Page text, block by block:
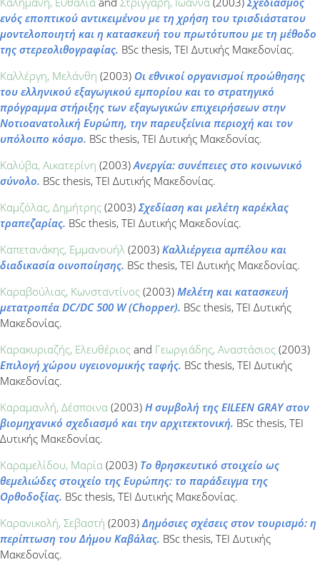
ενός εποπτικού αντικειμένου με τη χρήση του τρισδιάστατου
μοντελοποιητή και η κατασκευή του πρωτότυπου με τη μέθοδο
της στερεολιθογραφίας. BSc thesis, ΤΕΙ Δυτικής Μακεδονίας.
Καλλέργη, Μελάνθη (2003) Οι εθνικοί οργανισμοί προώθησης
του ελληνικού εξαγωγικού εμπορίου και το στρατηγικό
πρόγραμμα στήριξης των εξαγωγικών επιχειρήσεων στην
Νοτιοανατολική Ευρώπη, την παρευξείνια περιοχή και τον
υπόλοιπο κόσμο. BSc thesis, ΤΕΙ Δυτικής Μακεδονίας.
Καλύβα, Αικατερίνη (2003)Ανεργία: συνέπειες στο κοινωνικό
σύνολο. BSc thesis, ΤΕΙ Δυτικής Μακεδονίας.
Καμζόλας, Δημήτρης (2003) Σχεδίαση και μελέτη καρέκλας
τραπεζαρίας. BSc thesis, ΤΕΙ Δυτικής Μακεδονίας.
Καπετανάκης, Εμμανουήλ (2003) Καλλιέργεια αμπέλου και
διαδικασία οινοποίησης. BSc thesis, ΤΕΙ Δυτικής Μακεδονίας.
Καραβούλιας, Κωνσταντίνος (2003) Μελέτη και κατασκευή
μετατροπέα DC/DC 500 W (Chopper). BSc thesis, ΤΕΙ Δυτικής
Μακεδονίας.
Καρακυριαζής, Ελευθέριος and Γεωργιάδης, Αναστάσιος (2003)
Επιλογή χώρου υγειονομικής ταφής. BSc thesis, ΤΕΙ Δυτικής
Μακεδονίας.
Καραμανλή, Δέσποινα (2003) Η συμβολή της EILEEN GRAY στον
βιομηχανικό σχεδιασμό και την αρχιτεκτονική. BSc thesis, ΤΕΙ
Δυτικής Μακεδονίας.
Καραμελίδου, Μαρία (2003) Το θρησκευτικό στοιχείο ως
θεμελιώδες στοιχείο της Ευρώπης: το παράδειγμα της
Ορθοδοξίας. BSc thesis, ΤΕΙ Δυτικής Μακεδονίας.
Καρανικολή, Σεβαστή (2003) Δημόσιες σχέσεις στον τουρισμό: η
περίπτωση του Δήμου Καβάλας. BSc thesis, ΤΕΙ Δυτικής
Μακεδονίας.